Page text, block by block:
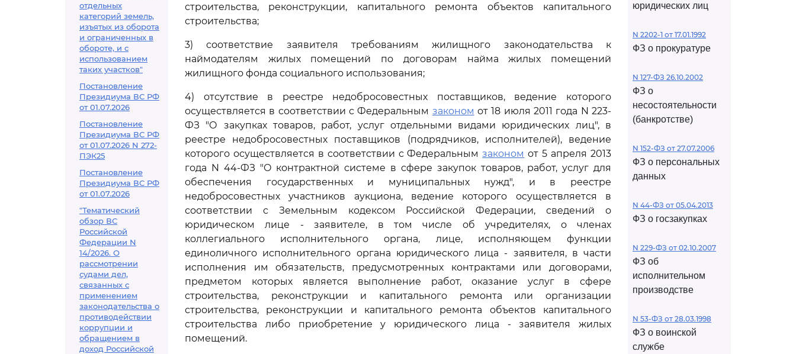
отдельных
категорий земель,
изъятых из оборота
и ограниченных в
обороте, и с
использованием
таких участков"
Постановление
Президиума ВС РФ
от 01.07.2026
Постановление
Президиума ВС РФ
от 01.07.2026 N 272-
ПЭК25
Постановление
Президиума ВС РФ
от 01.07.2026
"Тематический
обзор ВС
Российской
Федерации N
14/2026. О
рассмотрении
судами дел,
связанных с
применением
законодательства о
противодействии
коррупции и
обращением в
доход Российской
строительства, реконструкции, капитального ремонта объектов капитального
строительства;
3) соответствие заявителя требованиям жилищного законодательства к
наймодателям жилых помещений по договорам найма жилых помещений
жилищного фонда социального использования;
4) отсутствие в реестре недобросовестных поставщиков, ведение которого
осуществляется в соответствии с Федеральным законом от 18 июля 2011 года N 223-
ФЗ "О закупках товаров, работ, услуг отдельными видами юридических лиц", в
реестре недобросовестных поставщиков (подрядчиков, исполнителей), ведение
которого осуществляется в соответствии с Федеральнымзаконом от 5 апреля 2013
года N 44-ФЗ "О контрактной системе в сфере закупок товаров, работ, услуг для
обеспечения государственных и муниципальных нужд", и в реестре
недобросовестных участников аукциона, ведение которого осуществляется в
соответствии с Земельным кодексом Российской Федерации, сведений о
юридическом лице - заявителе, в том числе об учредителях, о членах
коллегиального исполнительного органа, лице, исполняющем функции
единоличного исполнительного органа юридического лица - заявителя, в части
исполнения им обязательств, предусмотренных контрактами или договорами,
предметом которых является выполнение работ, оказание услуг в сфере
строительства, реконструкции и капитального ремонта или организации
строительства, реконструкции и капитального ремонта объектов капитального
строительства либо приобретение у юридического лица - заявителя жилых
помещений.
юридических лиц
N 2202-1 от 17.01.1992
ФЗ о прокуратуре
N 127-ФЗ 26.10.2002
ФЗ о
несостоятельности
(банкротстве)
N 152-ФЗ от 27.07.2006
ФЗ о персональных
данных
N 44-ФЗ от 05.04.2013
ФЗ о госзакупках
N 229-ФЗ от 02.10.2007
ФЗ об
исполнительном
производстве
N 53-ФЗ от 28.03.1998
ФЗ о воинской
службе